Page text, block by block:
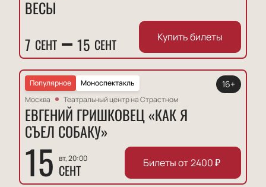
ВЕСЫ
7 СЕНТ 15 СЕНТ Купить билеты
Моноспектакль
Популярное
Москва
Театральный центр на Страстном
ЕВГЕНИЙ ГРИШКОВЕЦ «КАК Я
СЪЕЛ СОБАКУ»
15 вт, 20:00
СЕНТ
16+
Билеты от2400₽